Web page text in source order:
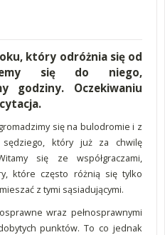
który odróżnia się od
się do niego,
godziny. Oczekiwaniu
się na bulodromie i z
sędziego, który już za chwilę
się ze współgraczami,
które często różnią się tylko
z tymi sąsiadującymi.
wraz pełnosprawnymi
punktów. To co jednak